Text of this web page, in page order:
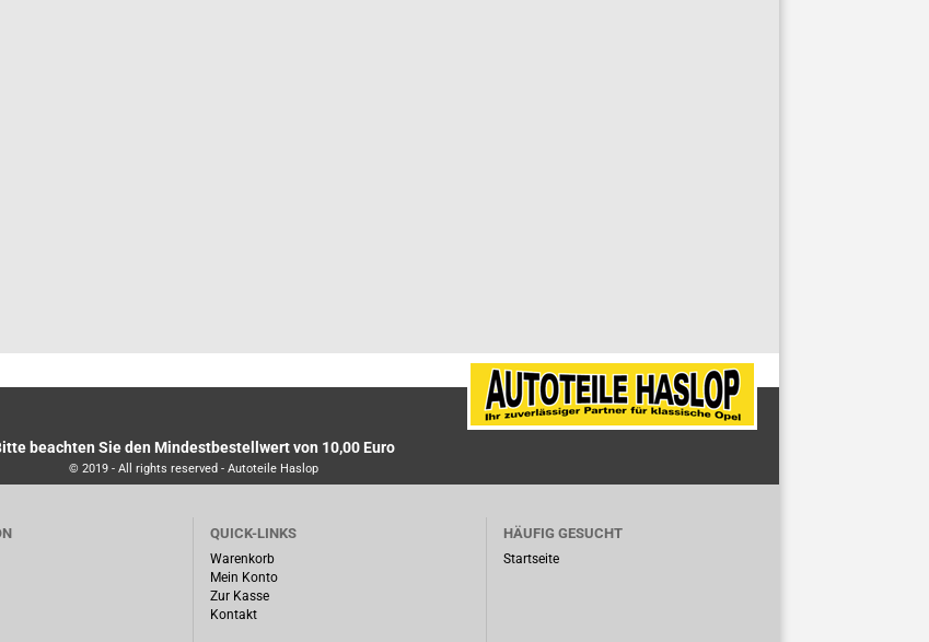
beachten Sie den Mindestbestellwert von 10,00 Euro
© 2019 - All rights reserved - Autoteile Haslop
QUICK-LINKS
Warenkorb
Mein Konto
Zur Kasse
Kontakt
HÄUFIG GESUCHT
Startseite